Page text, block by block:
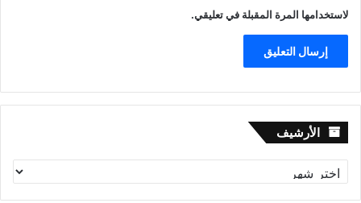
لاستخدامها المرة المقبلة في تعليقي.
الأرشيف الأرشيف